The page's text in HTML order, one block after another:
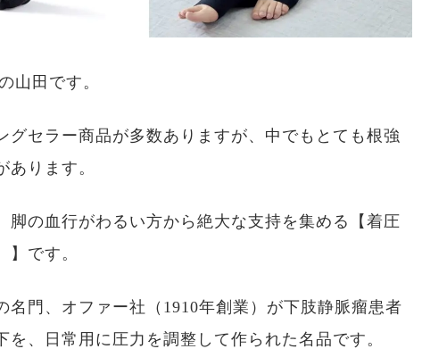
山田です。
グセラー商品が多数ありますが、中でもとても根強
あります。
脚の血行がわるい方から絶大な支持を集める【着圧
】です。
名門、オファー社（1910年創業）が下肢静脈瘤患者
を、日常用に圧力を調整して作られた名品です。